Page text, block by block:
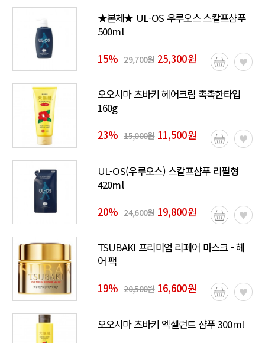
★본체★ UL-OS 우루오스 스칼프샴푸
500ml
15% 29,700원25,300원
오오시마 츠바키 헤어크림 촉촉한타입
160g
23% 15,000원11,500원
UL-OS(우루오스) 스칼프샴푸 리필형
420ml
20% 24,600원19,800원
TSUBAKI 프리미엄 리페어 마스크 - 헤
어 팩
19% 20,500원16,600원
오오시마 츠바키 엑셀런트 샴푸 300ml